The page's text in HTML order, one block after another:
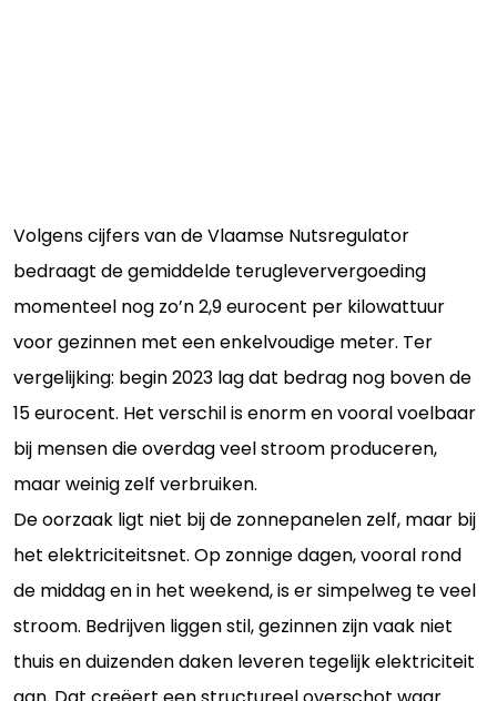
Volgens cijfers van de Vlaamse Nutsregulator
bedraagt de gemiddelde terugleververgoeding
momenteel nog zo’n 2,9 eurocent per kilowattuur
voor gezinnen met een enkelvoudige meter. Ter
vergelijking: begin 2023 lag dat bedrag nog boven de
15 eurocent. Het verschil is enorm en vooral voelbaar
bij mensen die overdag veel stroom produceren,
maar weinig zelf verbruiken.
De oorzaak ligt niet bij de zonnepanelen zelf, maar bij
het elektriciteitsnet. Op zonnige dagen, vooral rond
de middag en in het weekend, is er simpelweg te veel
stroom. Bedrijven liggen stil, gezinnen zijn vaak niet
thuis en duizenden daken leveren tegelijk elektriciteit